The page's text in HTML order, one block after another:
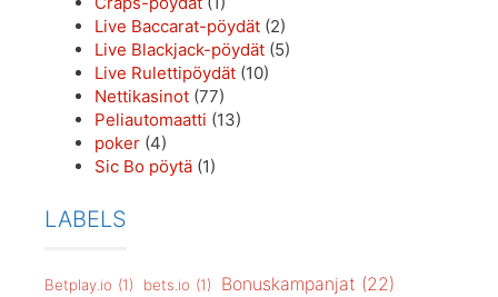
Live Baccarat-pöydät (2)
Live Blackjack-pöydät (5)
Live Rulettipöydät (10)
Nettikasinot (77)
Peliautomaatti (13)
poker (4)
Sic Bo pöytä (1)
LABELS
Betplay.io (1) bets.io (1) Bonuskampanjat (22)